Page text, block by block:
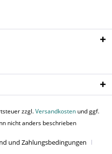
zzgl.Versandkosten und ggf.
nicht anders beschrieben
und Zahlungsbedingungen